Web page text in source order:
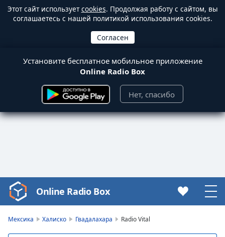
Этот сайт используетcookies. Продолжая работу с сайтом, вы
соглашаетесь с нашей политикой использования cookies.
Установите бесплатное мобильное приложение
Online Radio Box
Нет, спасибо
Video
Player
Online Radio Box
Мексика Халиско Гвадалахара Radio Vital